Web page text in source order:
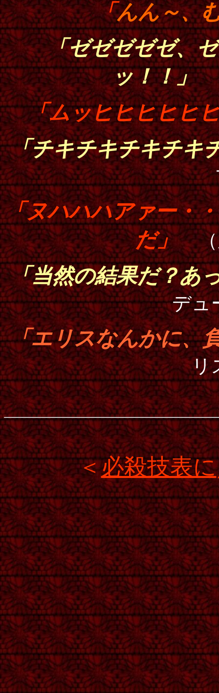
「んん～、
「ゼゼゼゼゼ、
ッ！！」
「ムッヒヒヒヒヒ
「チキチキチキチ
「ヌハハハアァー・
だ」
「当然の結果だ？あ
デュ
「エリスなんかに、
リ
＜必殺技表に